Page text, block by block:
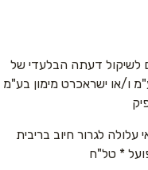
לשיקול דעתה הבלעדי של
ו/או ישראכרט מימון בע"מ
לגרור חיוב בריבית
* טל"ח